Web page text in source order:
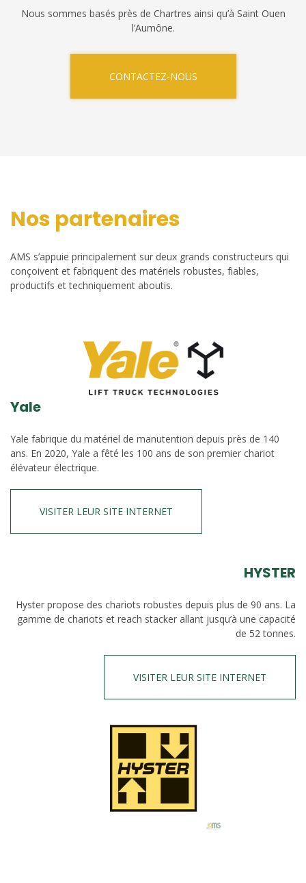
Nous sommes basés près de Chartres ainsi qu’à Saint Ouen
l’Aumône.
CONTACTEZ-NOUS
Nos partenaires
AMS s’appuie principalement sur deux grands constructeurs qui
conçoivent et fabriquent des matériels robustes, fiables,
productifs et techniquement aboutis.
Yale
Yale fabrique du matériel de manutention depuis près de 140
ans. En 2020, Yale a fêté les 100 ans de son premier chariot
élévateur électrique.
VISITER LEUR SITE INTERNET
HYSTER
Hyster propose des chariots robustes depuis plus de 90 ans. La
gamme de chariots et reach stacker allant jusqu’à une capacité
de 52 tonnes.
VISITER LEUR SITE INTERNET